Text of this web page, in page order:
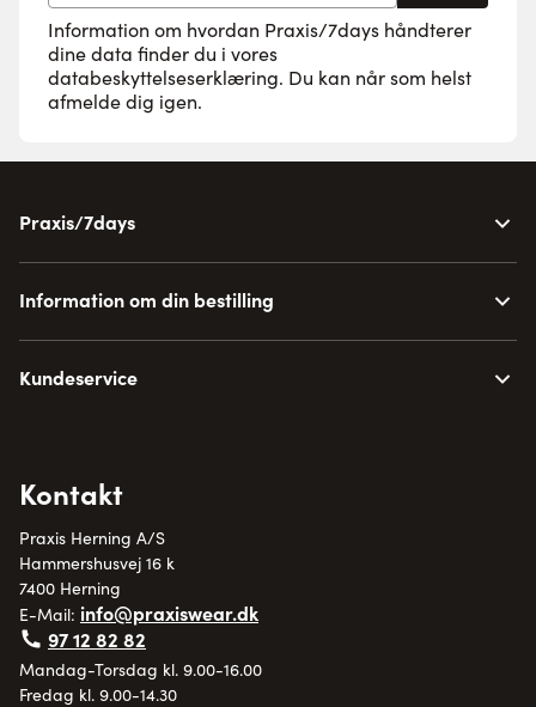
Information om hvordan Praxis/7days håndterer
dine data finder du i vores
databeskyttelseserklæring. Du kan når som helst
afmelde dig igen.
Praxis/7days
Information om din bestilling
Kundeservice
Kontakt
Praxis Herning A/S
Hammershusvej 16 k
7400 Herning
E-Mail: info@praxiswear.dk
97 12 82 82
Mandag-Torsdag kl. 9.00-16.00
Fredag kl. 9.00-14.30